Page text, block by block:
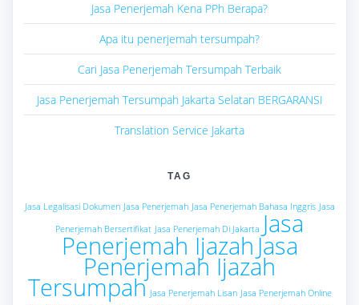
Jasa Penerjemah Kena PPh Berapa?
Apa itu penerjemah tersumpah?
Cari Jasa Penerjemah Tersumpah Terbaik
Jasa Penerjemah Tersumpah Jakarta Selatan BERGARANSI
Translation Service Jakarta
TAG
Jasa Legalisasi Dokumen Jasa Penerjemah Jasa Penerjemah Bahasa Inggris Jasa
Penerjemah Bersertifikat Jasa Penerjemah Di Jakarta Jasa
Penerjemah Ijazah Jasa
Penerjemah Ijazah
Tersumpah Jasa Penerjemah Lisan Jasa Penerjemah Online